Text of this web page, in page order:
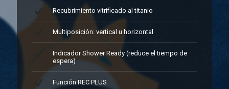
Recubrimiento vitrificado al titanio
Multiposición: vertical u horizontal
Indicador Shower Ready (reduce el tiempo de
espera)
Función REC PLUS